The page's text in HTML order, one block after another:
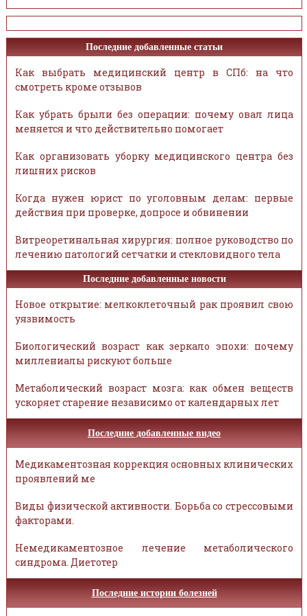
Последние добавленные статьи
Как выбрать медицинский центр в СПб: на что
смотреть кроме отзывов
Как убрать брыли без операции: почему овал лица
меняется и что действительно помогает
Как организовать уборку медицинского центра без
лишних рисков
Когда нужен юрист по уголовным делам: первые
действия при проверке, допросе и обвинении
Витреоретинальная хирургия: полное руководство по
лечению патологий сетчатки и стекловидного тела
Последние добавленные новости
Новое открытие: мелкоклеточный рак проявил свою
уязвимость
Биологический возраст как зеркало эпохи: почему
миллениалы рискуют больше
Метаболический возраст мозга: как обмен веществ
ускоряет старение независимо от календарных лет
Последние добавленные видео
Медикаментозная коррекция основных клинических
проявлений ме
Виды физической активности. Борьба со стрессовыми
факторами.
Немедикаментозное лечение метаболического
синдрома. Диетотер
Последние истории болезней